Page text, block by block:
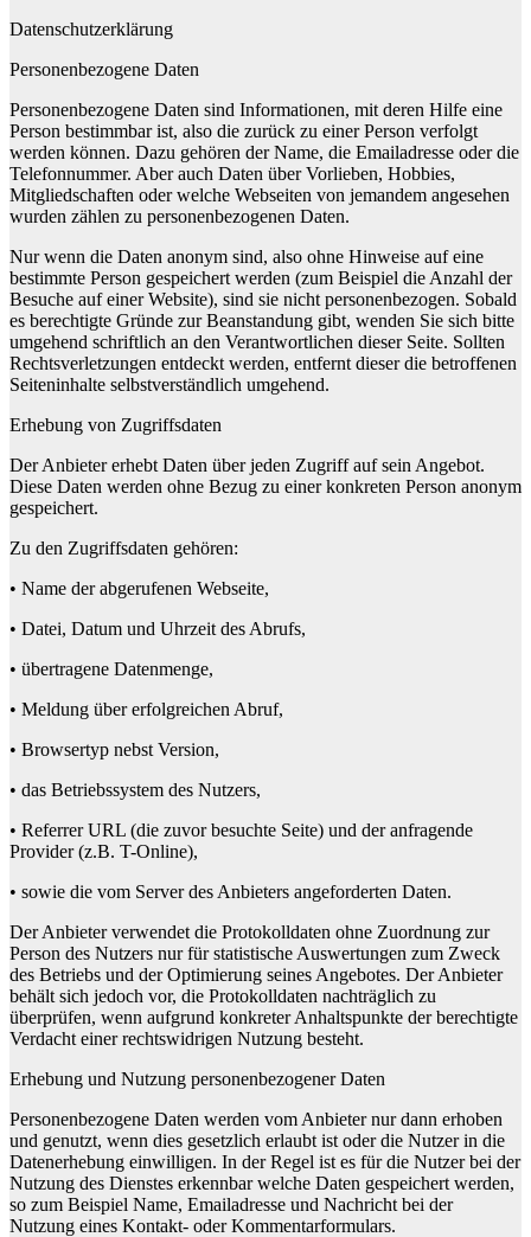
Datenschutzerklärung
Personenbezogene Daten
Personenbezogene Daten sind Informationen, mit deren Hilfe eine
Person bestimmbar ist, also die zurück zu einer Person verfolgt
werden können. Dazu gehören der Name, die Emailadresse oder die
Telefonnummer. Aber auch Daten über Vorlieben, Hobbies,
Mitgliedschaften oder welche Webseiten von jemandem angesehen
wurden zählen zu personenbezogenen Daten.
Nur wenn die Daten anonym sind, also ohne Hinweise auf eine
bestimmte Person gespeichert werden (zum Beispiel die Anzahl der
Besuche auf einer Website), sind sie nicht personenbezogen. Sobald
es berechtigte Gründe zur Beanstandung gibt, wenden Sie sich bitte
umgehend schriftlich an den Verantwortlichen dieser Seite. Sollten
Rechtsverletzungen entdeckt werden, entfernt dieser die betroffenen
Seiteninhalte selbstverständlich umgehend.
Erhebung von Zugriffsdaten
Der Anbieter erhebt Daten über jeden Zugriff auf sein Angebot.
Diese Daten werden ohne Bezug zu einer konkreten Person anonym
gespeichert.
Zu den Zugriffsdaten gehören:
• Name der abgerufenen Webseite,
• Datei, Datum und Uhrzeit des Abrufs,
• übertragene Datenmenge,
• Meldung über erfolgreichen Abruf,
• Browsertyp nebst Version,
• das Betriebssystem des Nutzers,
• Referrer URL (die zuvor besuchte Seite) und der anfragende
Provider (z.B. T-Online),
• sowie die vom Server des Anbieters angeforderten Daten.
Der Anbieter verwendet die Protokolldaten ohne Zuordnung zur
Person des Nutzers nur für statistische Auswertungen zum Zweck
des Betriebs und der Optimierung seines Angebotes. Der Anbieter
behält sich jedoch vor, die Protokolldaten nachträglich zu
überprüfen, wenn aufgrund konkreter Anhaltspunkte der berechtigte
Verdacht einer rechtswidrigen Nutzung besteht.
Erhebung und Nutzung personenbezogener Daten
Personenbezogene Daten werden vom Anbieter nur dann erhoben
und genutzt, wenn dies gesetzlich erlaubt ist oder die Nutzer in die
Datenerhebung einwilligen. In der Regel ist es für die Nutzer bei der
Nutzung des Dienstes erkennbar welche Daten gespeichert werden,
so zum Beispiel Name, Emailadresse und Nachricht bei der
Nutzung eines Kontakt- oder Kommentarformulars.